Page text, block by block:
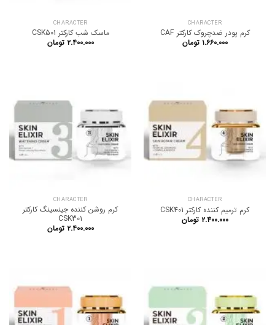
CHARACTER
کرم پودر ضدچروک کارکتر CAF
۱.۶۶۰.۰۰۰ تومان
CHARACTER
ماسک شب کارکتر CSK501
۲.۴۰۰.۰۰۰ تومان
CHARACTER
کرم ترمیم کننده کارکتر CSK401
۲.۴۰۰.۰۰۰ تومان
CHARACTER
کرم روشن کننده جینسینگ کارکتر
CSK301
۲.۴۰۰.۰۰۰ تومان